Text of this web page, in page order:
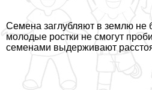
Семена заглубляют в землю не
молодые ростки не смогут
семенами выдерживают